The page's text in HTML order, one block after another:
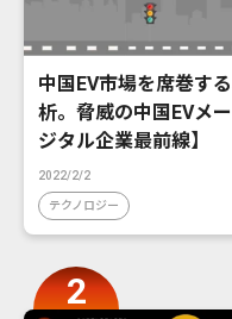
中国EV市場を席巻す
析。脅威の中国EVメ
ジタル企業最前線】
2022/2/2
テクノロジー